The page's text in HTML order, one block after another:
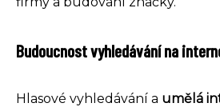
Budoucnost vyhledávání na
Hlasové vyhledávání a umělá